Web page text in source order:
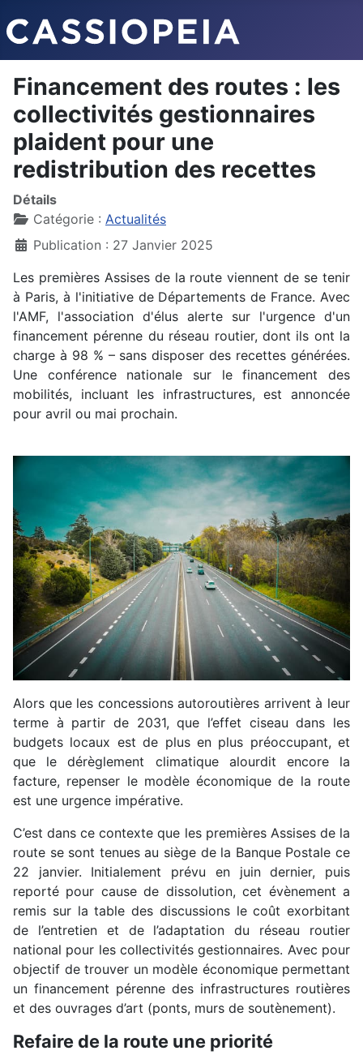
Financement des routes : les
collectivités gestionnaires
plaident pour une
redistribution des recettes
Détails
Catégorie : Actualités
Publication : 27 Janvier 2025
Les premières Assises de la route viennent de se tenir
à Paris, à l'initiative de Départements de France. Avec
l'AMF, l'association d'élus alerte sur l'urgence d'un
financement pérenne du réseau routier, dont ils ont la
charge à 98 % – sans disposer des recettes générées.
Une conférence nationale sur le financement des
mobilités, incluant les infrastructures, est annoncée
pour avril ou mai prochain.
Alors que les concessions autoroutières arrivent à leur
terme à partir de 2031, que l’effet ciseau dans les
budgets locaux est de plus en plus préoccupant, et
que le dérèglement climatique alourdit encore la
facture, repenser le modèle économique de la route
est une urgence impérative.
C’est dans ce contexte que les premières Assises de la
route se sont tenues au siège de la Banque Postale ce
22 janvier. Initialement prévu en juin dernier, puis
reporté pour cause de dissolution, cet évènement a
remis sur la table des discussions le coût exorbitant
de l’entretien et de l’adaptation du réseau routier
national pour les collectivités gestionnaires. Avec pour
objectif de trouver un modèle économique permettant
un financement pérenne des infrastructures routières
et des ouvrages d’art (ponts, murs de soutènement).
Refaire de la route une priorité